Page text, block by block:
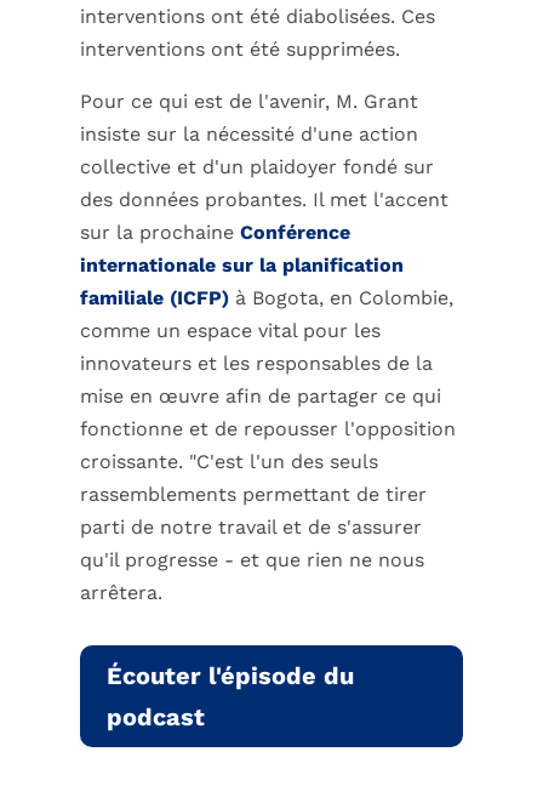
interventions ont été diabolisées. Ces
interventions ont été supprimées.
Pour ce qui est de l'avenir, M. Grant
insiste sur la nécessité d'une action
collective et d'un plaidoyer fondé sur
des données probantes. Il met l'accent
sur la prochaineConférence
internationale sur la planification
familiale (ICFP) à Bogota, en Colombie,
comme un espace vital pour les
innovateurs et les responsables de la
mise en œuvre afin de partager ce qui
fonctionne et de repousser l'opposition
croissante. "C'est l'un des seuls
rassemblements permettant de tirer
parti de notre travail et de s'assurer
qu'il progresse - et que rien ne nous
arrêtera.
Écouter l'épisode du
podcast